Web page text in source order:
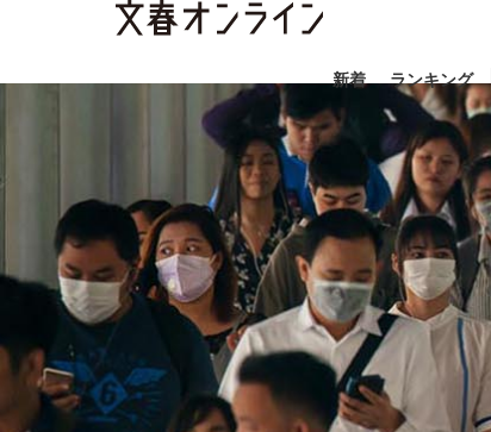
新着 ランキング
スクープ
おすすめ
#藤田晋
#玉木雄